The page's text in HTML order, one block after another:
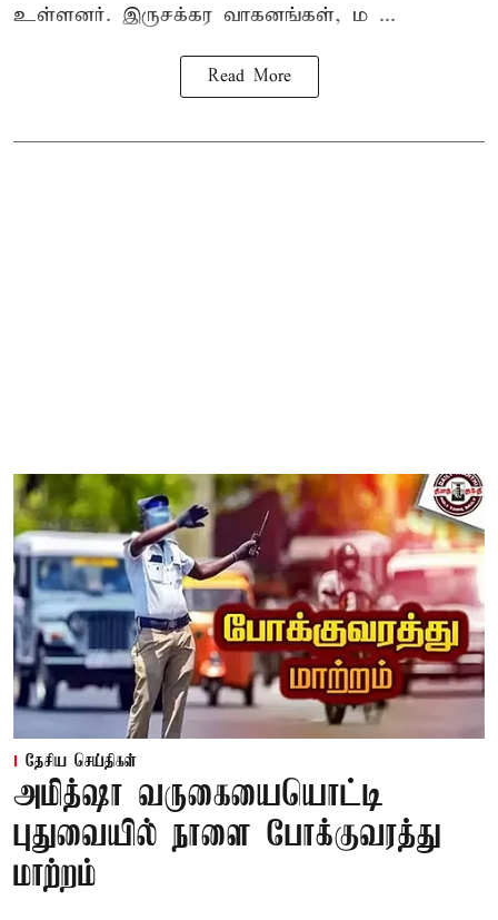
உள்ளனர். இருசக்கர வாகனங்கள், ம ...
Read More
தேசிய செய்திகள்
அமித்ஷா வருகையையொட்டி
புதுவையில் நாளை போக்குவரத்து
மாற்றம்